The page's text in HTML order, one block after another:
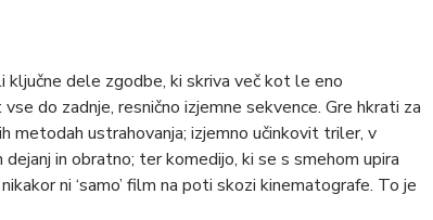
ključne dele zgodbe, ki skriva več kot le eno
do zadnje, resnično izjemne sekvence. Gre hkrati za
metodah ustrahovanja; izjemno učinkovit triler, v
in obratno; ter komedijo, ki se s smehom upira
nikakor ni ‘samo’ film na poti skozi kinematografe. To je